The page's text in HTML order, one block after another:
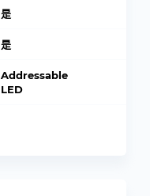
是
是
Addressable
LED